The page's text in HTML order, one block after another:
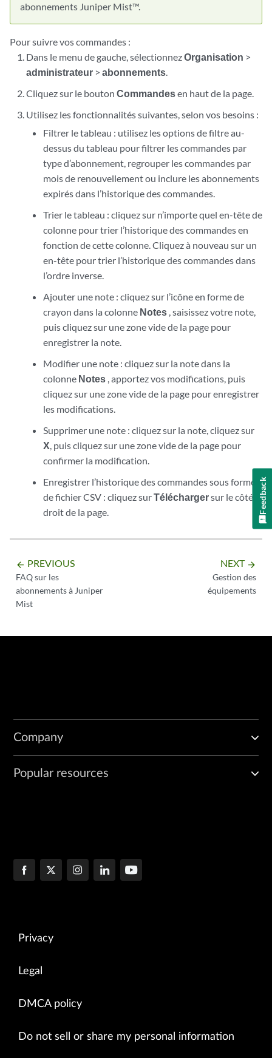
abonnements Juniper Mist™.
Pour suivre vos commandes :
Dans le menu de gauche, sélectionnezOrganisation >
administrateur >abonnements.
Cliquez sur le boutonCommandesen haut de la page.
Utilisez les fonctionnalités suivantes, selon vos besoins :
Filtrer le tableau : utilisez les options de filtre au-
dessus du tableau pour filtrer les commandes par
type d’abonnement, regrouper les commandes par
mois de renouvellement ou inclure les abonnements
expirés dans l’historique des commandes.
Trier le tableau : cliquez sur n’importe quel en-tête de
colonne pour trier l’historique des commandes en
fonction de cette colonne. Cliquez à nouveau sur un
en-tête pour trier l’historique des commandes dans
l’ordre inverse.
Ajouter une note : cliquez sur l’icône en forme de
crayon dans la colonne Notes, saisissez votre note,
puis cliquez sur une zone vide de la page pour
enregistrer la note.
Modifier une note : cliquez sur la note dans la
colonne Notes, apportez vos modifications, puis
cliquez sur une zone vide de la page pour enregistrer
les modifications.
Supprimer une note : cliquez sur la note, cliquez sur
X, puis cliquez sur une zone vide de la page pour
confirmer la modification.
Enregistrer l’historique des commandes sous forme
de fichier CSV : cliquez surTéléchargersur le côté
droit de la page.
arrow_backward PREVIOUS
FAQ sur les
abonnements à Juniper
Mist
NEXT arrow_forward
Gestion des
équipements
Company
Popular resources
Privacy
Legal
DMCA policy
Do not sell or share my personal information
Feedback